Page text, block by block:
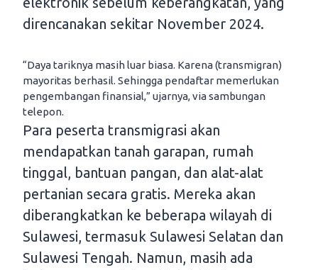
direncanakan sekitar November 2024.
“Daya tariknya masih luar biasa. Karena (transmigran)
mayoritas berhasil. Sehingga pendaftar memerlukan
pengembangan finansial,” ujarnya, via sambungan
telepon.
Para peserta transmigrasi akan
mendapatkan tanah garapan, rumah
tinggal, bantuan pangan, dan alat-alat
pertanian secara gratis. Mereka akan
diberangkatkan ke beberapa wilayah di
Sulawesi, termasuk Sulawesi Selatan dan
Sulawesi Tengah. Namun, masih ada